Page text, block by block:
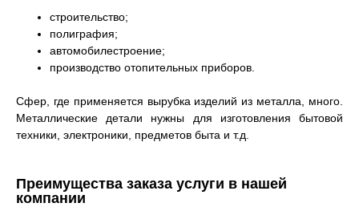
строительство;
полиграфия;
автомобилестроение;
производство отопительных приборов.
Сфер, где применяется вырубка изделий из металла, много.
Металлические детали нужны для изготовления бытовой
техники, электроники, предметов быта и т.д.
Преимущества заказа услуги в нашей
компании